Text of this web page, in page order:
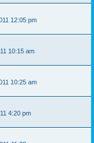
12:05 pm
10:15 am
10:25 am
4:20 pm